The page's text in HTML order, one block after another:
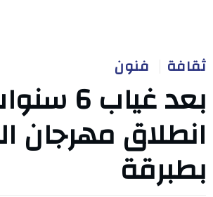
ثقافة فنون
بعد غياب
انطلاق مهرجان
بطبرقة